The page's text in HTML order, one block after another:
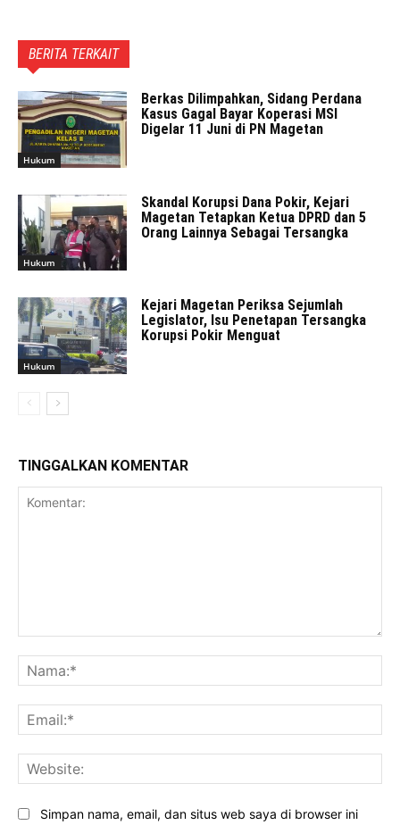
BERITA TERKAIT
Hukum
Berkas Dilimpahkan, Sidang Perdana
Kasus Gagal Bayar Koperasi MSI
Digelar 11 Juni di PN Magetan
Hukum
Skandal Korupsi Dana Pokir, Kejari
Magetan Tetapkan Ketua DPRD dan 5
Orang Lainnya Sebagai Tersangka
Hukum
Kejari Magetan Periksa Sejumlah
Legislator, Isu Penetapan Tersangka
Korupsi Pokir Menguat
TINGGALKAN KOMENTAR
Simpan nama, email, dan situs web saya di browser ini